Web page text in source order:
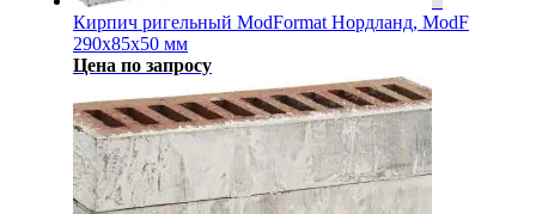
Кирпич ригельный ModFormat Нордланд, ModF
290x85x50 мм
Цена по запросу